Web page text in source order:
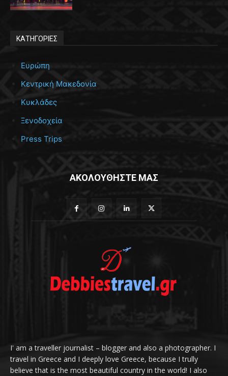
ΚΑΤΗΓΟΡΙΕΣ
Ευρώπη
Κεντρική Μακεδονία
Κυκλάδες
Ξενοδοχεία
Press Trips
ΑΚΟΛΟΥΘΗΣΤΕ ΜΑΣ
I' am a traveller journalist – blogger and also a photographer. I
travel in Greece and I deeply love Greece, because I trully
believe that is the most beautiful country in the world! I also